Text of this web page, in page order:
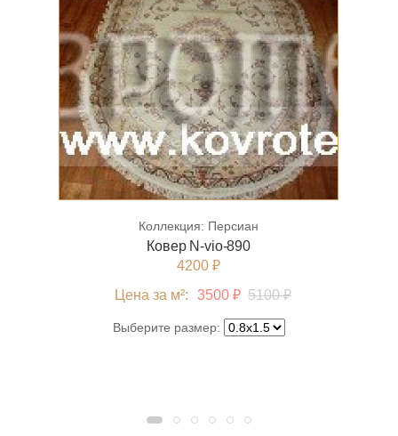
Коллекция: Персиан
Ковер N-vio-890
4200 ₽
Цена за м²:
3500 ₽ 5100 ₽
Выберите размер: